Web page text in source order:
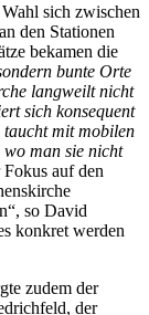
sich zwischen
den Stationen
bekamen die
bunte Orte
langweilt nicht
sich konsequent
taucht mit mobilen
man sie nicht
auf den
so David
konkret werden
zudem der
der